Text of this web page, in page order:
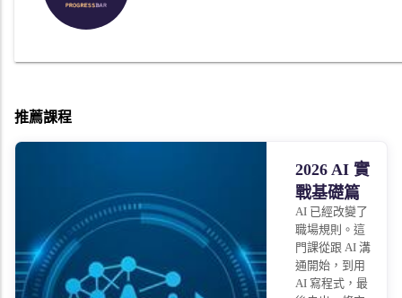
推薦課程
2026 AI 實
戰基礎篇
AI 已經改變了
職場規則。這
門課從跟 AI 溝
通開始，到用
AI 寫程式，最